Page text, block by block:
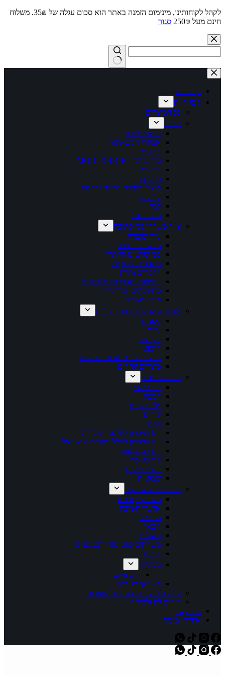
לקהל לקוחותינו, מינימום הזמנה באתר הוא סכום עגלה של 35₪. משלוח
חינם מעל 250₪
סגור
Skip
to
content
No
results
דף הבית
קטגוריות
כל המוצרים
יצירה
חומרי יצירה
אביזרי תכשיטנות
דבקים
מוד פודג' – MOD-PODGE
חרוזים
מדבקות
מוצרי תפירה סריגה ורקמה
קווילינג
לבד
מוצרי סול
ציוד משרדי/כלי כתיבה
נייר ומוצריו
מכשירי כתיבה
כלי שרטוט וחיתוך
מחדדים ומחקים
קלסרים ותיוק
עטיפות ומדבקות משרדיות
מחשבונים ומילוניות
מיכון משרדי
אביזרים למסיבות וימי הולדת
בלונים
נרות
זיקוקים
קונפטי
גרילנדות – מוארות וסרטים
מוצרים זוהרים
חגים ומועדים
חגי תשרי
חנוכה
ט"ו בשבט
פורים
פסח
יום הזיכרון לשואה ולגבורה
יום הזיכרון לחללי מערכות ישראל
יום העצמאות
ל"ג בעומר
יום ירושלים
שבועות
צעצועים ומשחקים
משחקי קופסא
אתגרי חשיבה
מונופול
קטאן
פאזלים
משחקים לפעוטות וקטנטנים
בובות
מכוניות
הוט ווילס
משחקי מגנטים
סובלימציה – הדפסה על מוצרים
ריהוט לגן ולכיתה
צרו קשר
אודות ימיניס